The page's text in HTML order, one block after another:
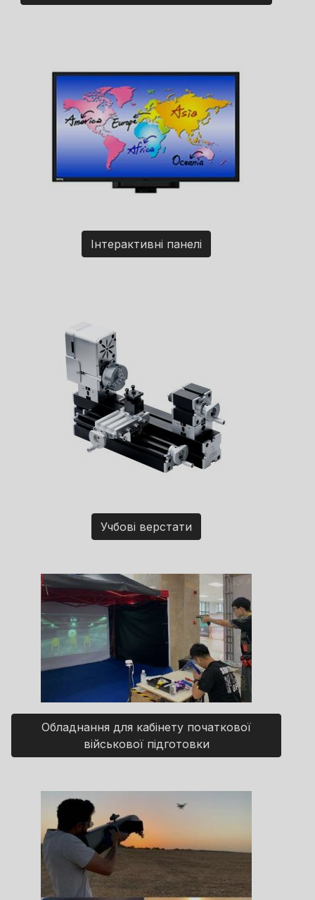
Інтерактивні панелі
Учбові верстати
Обладнання для кабінету початкової
військової підготовки